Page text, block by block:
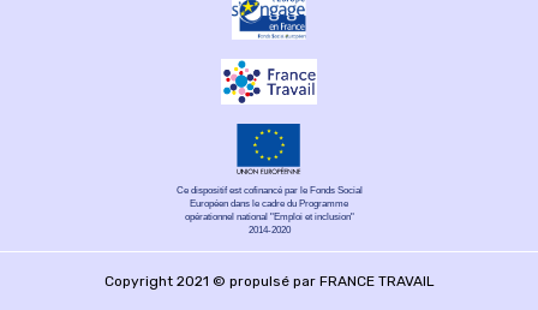
Ce dispositif est cofinancé par le Fonds Social
Européen dans le cadre du Programme
opérationnel national "Emploi et inclusion"
2014-2020
Copyright 2021 © propulsé par FRANCE TRAVAIL